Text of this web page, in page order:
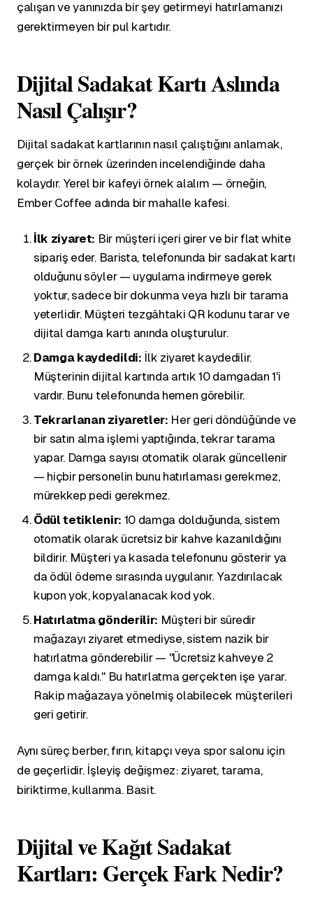
çalışan ve yanınızda bir şey getirmeyi hatırlamanızı
gerektirmeyen bir pul kartıdır.
Dijital Sadakat Kartı Aslında
Nasıl Çalışır?
Dijital sadakat kartlarının nasıl çalıştığını anlamak,
gerçek bir örnek üzerinden incelendiğinde daha
kolaydır. Yerel bir kafeyi örnek alalım — örneğin,
Ember Coffee adında bir mahalle kafesi.
İlk ziyaret: Bir müşteri içeri girer ve bir flat white
sipariş eder. Barista, telefonunda bir sadakat kartı
olduğunu söyler — uygulama indirmeye gerek
yoktur, sadece bir dokunma veya hızlı bir tarama
yeterlidir. Müşteri tezgâhtaki QR kodunu tarar ve
dijital damga kartı anında oluşturulur.
Damga kaydedildi: İlk ziyaret kaydedilir.
Müşterinin dijital kartında artık 10 damgadan 1'i
vardır. Bunu telefonunda hemen görebilir.
Tekrarlanan ziyaretler: Her geri döndüğünde ve
bir satın alma işlemi yaptığında, tekrar tarama
yapar. Damga sayısı otomatik olarak güncellenir
— hiçbir personelin bunu hatırlaması gerekmez,
mürekkep pedi gerekmez.
Ödül tetiklenir: 10 damga dolduğunda, sistem
otomatik olarak ücretsiz bir kahve kazanıldığını
bildirir. Müşteri ya kasada telefonunu gösterir ya
da ödül ödeme sırasında uygulanır. Yazdırılacak
kupon yok, kopyalanacak kod yok.
Hatırlatma gönderilir: Müşteri bir süredir
mağazayı ziyaret etmediyse, sistem nazik bir
hatırlatma gönderebilir — "Ücretsiz kahveye 2
damga kaldı." Bu hatırlatma gerçekten işe yarar.
Rakip mağazaya yönelmiş olabilecek müşterileri
geri getirir.
Aynı süreç berber, fırın, kitapçı veya spor salonu için
de geçerlidir. İşleyiş değişmez: ziyaret, tarama,
biriktirme, kullanma. Basit.
Dijital ve Kağıt Sadakat
Kartları: Gerçek Fark Nedir?